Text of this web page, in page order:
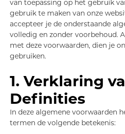
van toepassing op het gebruik
gebruik te maken van onze
accepteer je de onderstaande
volledig en zonder voorbehoud.
met deze voorwaarden, dien je
gebruiken.
1. Verklaring
Definities
In deze algemene voorwaarden
termen de volgende betekenis: